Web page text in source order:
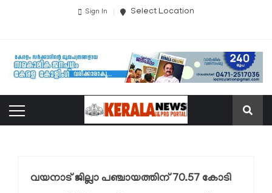
Sign In Select Location
വയനാട് ജില്ലാ പഞ്ചായത്തിന് 70.57 കോടി